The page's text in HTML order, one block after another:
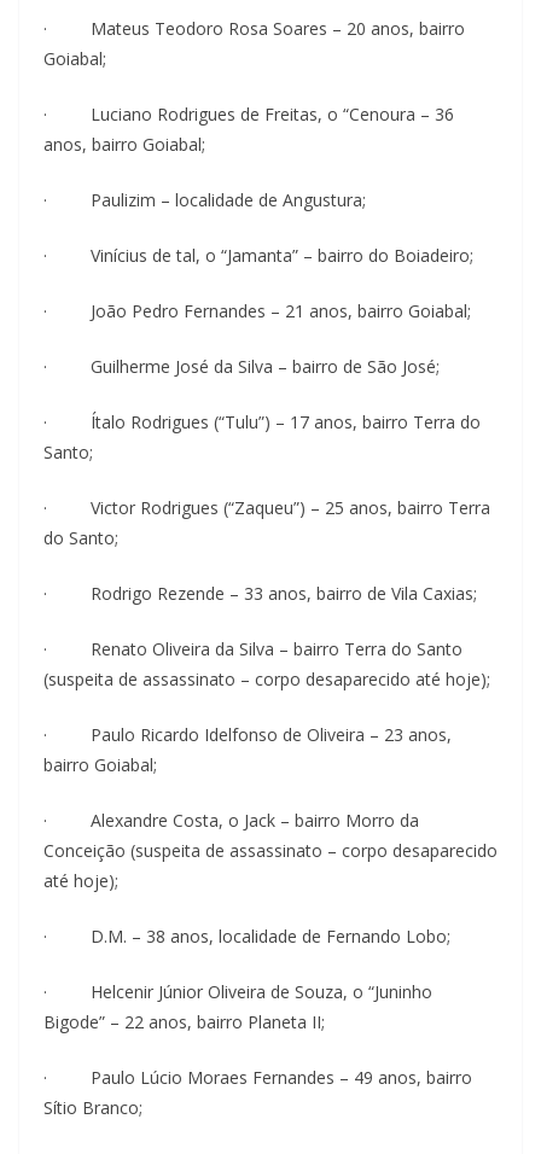
· Mateus Teodoro Rosa Soares – 20 anos, bairro
Goiabal;
· Luciano Rodrigues de Freitas, o “Cenoura – 36
anos, bairro Goiabal;
· Paulizim – localidade de Angustura;
· Vinícius de tal, o “Jamanta” – bairro do Boiadeiro;
· João Pedro Fernandes – 21 anos, bairro Goiabal;
· Guilherme José da Silva – bairro de São José;
· Ítalo Rodrigues (“Tulu”) – 17 anos, bairro Terra do
Santo;
· Victor Rodrigues (“Zaqueu”) – 25 anos, bairro Terra
do Santo;
· Rodrigo Rezende – 33 anos, bairro de Vila Caxias;
· Renato Oliveira da Silva – bairro Terra do Santo
(suspeita de assassinato – corpo desaparecido até hoje);
· Paulo Ricardo Idelfonso de Oliveira – 23 anos,
bairro Goiabal;
· Alexandre Costa, o Jack – bairro Morro da
Conceição (suspeita de assassinato – corpo desaparecido
até hoje);
· D.M. – 38 anos, localidade de Fernando Lobo;
· Helcenir Júnior Oliveira de Souza, o “Juninho
Bigode” – 22 anos, bairro Planeta II;
· Paulo Lúcio Moraes Fernandes – 49 anos, bairro
Sítio Branco;